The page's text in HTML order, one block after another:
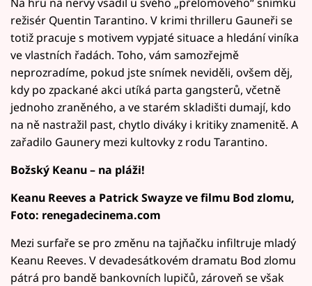
režisér Quentin Tarantino. V krimi thrilleru Gauneři se
totiž pracuje s motivem vypjaté situace a hledání viníka
ve vlastních řadách. Toho, vám samozřejmě
neprozradíme, pokud jste snímek neviděli, ovšem děj,
kdy po zpackané akci utíká parta gangsterů, včetně
jednoho zraněného, a ve starém skladišti dumají, kdo
na ně nastražil past, chytlo diváky i kritiky znamenitě. A
zařadilo Gaunery mezi kultovky z rodu Tarantino.
Božský Keanu – na pláži!
Keanu Reeves a Patrick Swayze ve filmu Bod zlomu,
Foto: renegadecinema.com
Mezi surfaře se pro změnu na tajňačku infiltruje mladý
Keanu Reeves. V devadesátkovém dramatu Bod zlomu
pátrá pro bandě bankovních lupičů, zároveň se však